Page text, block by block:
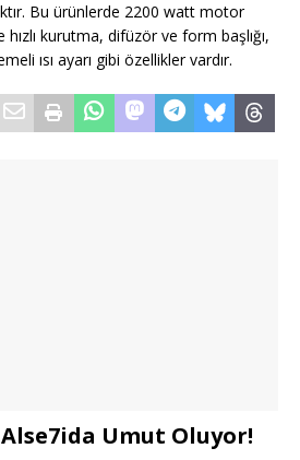
Bu ürünlerde 2200 watt motor
kurutma, difüzör ve form başlığı,
ısı ayarı gibi özellikler vardır.
Umut Oluyor!